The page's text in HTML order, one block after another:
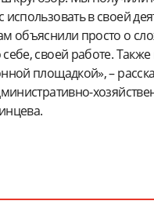
в своей
объяснили просто о
своей работе.
площадкой», –